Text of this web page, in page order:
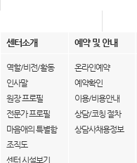
센터소개 예약 및 안내
역할/비전/활동
인사말
원장 프로필
전문가 프로필
마음애의 특별함
조직도
센터 시설보기
온라인예약
예약확인
이용/비용안내
상담/코칭 절차
상담사채용정보